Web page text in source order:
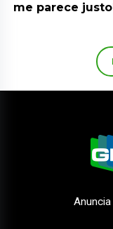
me parece